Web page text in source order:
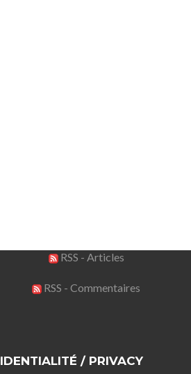
RSS - Articles
RSS - Commentaires
/ PRIVACY